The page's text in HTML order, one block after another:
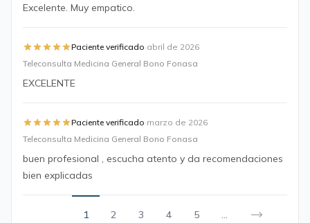
Excelente. Muy empatico.
Paciente verificado·abril de 2026
Teleconsulta Medicina General Bono Fonasa
EXCELENTE
Paciente verificado·marzo de 2026
Teleconsulta Medicina General Bono Fonasa
buen profesional , escucha atento y da recomendaciones
bien explicadas
1 2 3 4 5 ...